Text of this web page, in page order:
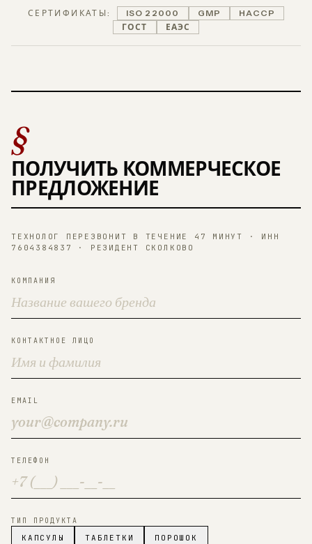
СЕРТИФИКАТЫ: ISO 22000 GMP
HACCP
ГОСТ
ЕАЭС
§
ПОЛУЧИТЬ КОММЕРЧЕСКОЕ
ПРЕДЛОЖЕНИЕ
ТЕХНОЛОГ ПЕРЕЗВОНИТ В ТЕЧЕНИЕ 47 МИНУТ · ИНН
7604384837 · РЕЗИДЕНТ СКОЛКОВО
КОМПАНИЯ
КОНТАКТНОЕ ЛИЦО
EMAIL
ТЕЛЕФОН
ТИП ПРОДУКТА
КАПСУЛЫ ТАБЛЕТКИ ПОРОШОК